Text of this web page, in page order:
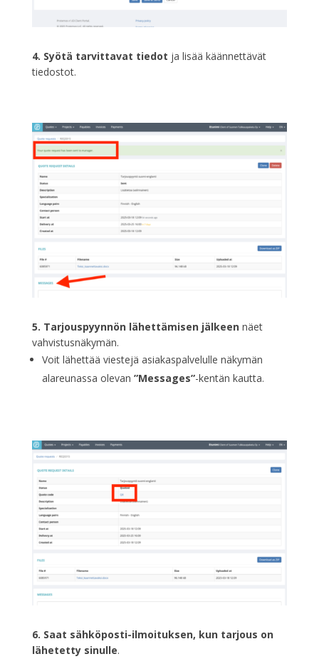
4. Syötä tarvittavat tiedot ja lisää käännettävät
tiedostot.
5. Tarjouspyynnön lähettämisen jälkeennäet
vahvistusnäkymän.
Voit lähettää viestejä asiakaspalvelulle näkymän
alareunassa olevan ”Messages”-kentän kautta.
6. Saat sähköposti-ilmoituksen, kun tarjous on
lähetetty sinulle.